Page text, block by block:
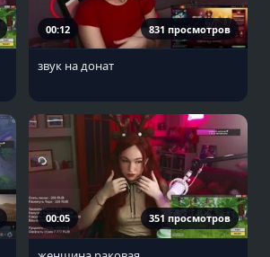
00:12 831 просмотров
звук на донат
00:05 351 просмотров